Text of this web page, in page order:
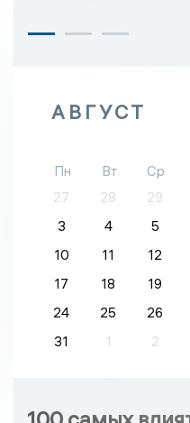
АВГУСТ
Пн Вт Ср
27
28 29
3
4 5
10
11 12
17
18 19
24
25 26
31
1 2